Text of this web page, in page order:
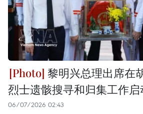
黎明兴总理出席在
烈士遗骸搜寻和归集工作启
06/07/2026 02:43